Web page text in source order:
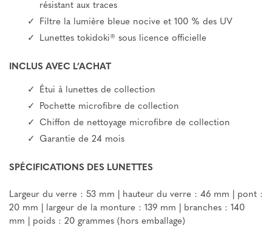
résistant aux traces
Filtre la lumière bleue nocive et 100 % des UV
Lunettes tokidoki® sous licence officielle
INCLUS AVEC L’ACHAT
Étui à lunettes de collection
Pochette microfibre de collection
Chiffon de nettoyage microfibre de collection
Garantie de 24 mois
SPÉCIFICATIONS DES LUNETTES
Largeur du verre : 53 mm | hauteur du verre : 46 mm | pont :
20 mm | largeur de la monture : 139 mm | branches : 140
mm | poids : 20 grammes (hors emballage)